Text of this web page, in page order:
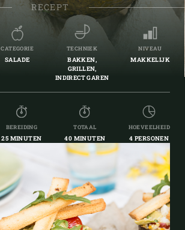
RECEPT
CATEGORIE
SALADE
TECHNIEK
BAKKEN,
GRILLEN,
INDIRECT GAREN
NIVEAU
MAKKELIJK
BEREIDING
25 MINUTEN
TOTAAL
40 MINUTEN
HOEVEELHEID
4 PERSONEN